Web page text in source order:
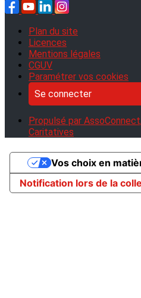
Plan du site
Licences
Mentions légales
CGUV
Paramétrer vos cookies
Se connecter
Propulsé par
Caritatives
Notification lors de la
Vos choix en